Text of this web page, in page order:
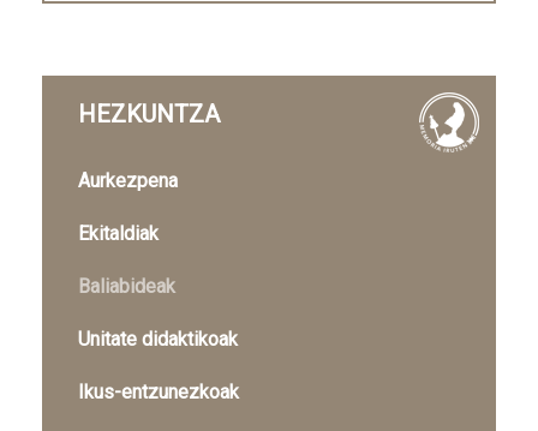
HEZKUNTZA
Aurkezpena
Ekitaldiak
Baliabideak
Unitate didaktikoak
Ikus-entzunezkoak